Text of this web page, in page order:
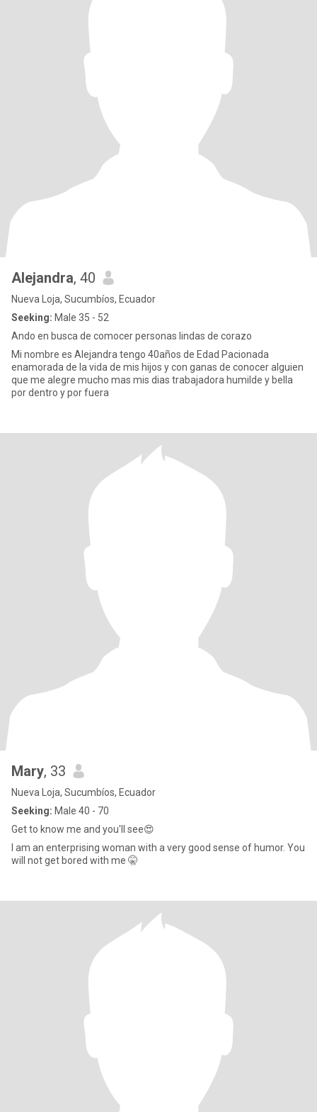
Alejandra, 40
Nueva Loja, Sucumbíos, Ecuador
Seeking: Male 35 - 52
Ando en busca de comocer personas lindas de corazo
Mi nombre es Alejandra tengo 40años de Edad Pacionada
enamorada de la vida de mis hijos y con ganas de conocer alguien
que me alegre mucho mas mis dias trabajadora humilde y bella
por dentro y por fuera
Mary, 33
Nueva Loja, Sucumbíos, Ecuador
Seeking: Male 40 - 70
Get to know me and you'll see😍
I am an enterprising woman with a very good sense of humor. You
will not get bored with me 🤫